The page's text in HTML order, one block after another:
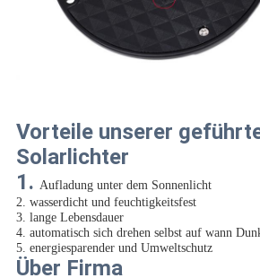
Vorteile unserer
Solarlichter
1. Aufladung unter dem Sonnenlicht
2. wasserdicht und feuchtigkeitsfest
3. lange Lebensdauer
4. automatisch sich drehen selbst auf wann
5. energiesparender und Umweltschutz
Über Firma